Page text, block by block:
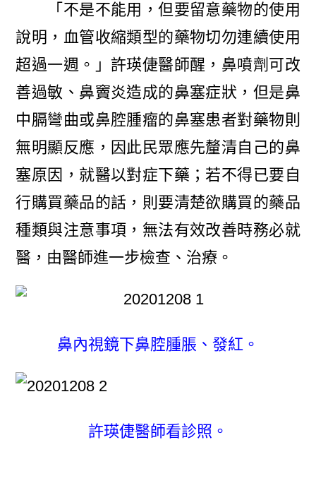
「不是不能用，但要留意藥物的使用
說明，血管收縮類型的藥物切勿連續使用
超過一週。」許瑛倢醫師醒，鼻噴劑可改
善過敏、鼻竇炎造成的鼻塞症狀，但是鼻
中膈彎曲或鼻腔腫瘤的鼻塞患者對藥物則
無明顯反應，因此民眾應先釐清自己的鼻
塞原因，就醫以對症下藥；若不得已要自
行購買藥品的話，則要清楚欲購買的藥品
種類與注意事項，無法有效改善時務必就
醫，由醫師進一步檢查、治療。
鼻內視鏡下鼻腔腫脹、發紅。
許瑛倢醫師看診照。